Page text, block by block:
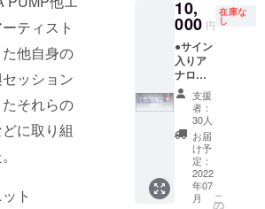
ティスト
他自身の
ッション
それらの
に取り組
ト
ちらの
コース
をご支
援いた
だいた
30名の
方にも
今回の
変更が
適用さ
れま
す。ま
た、恐
縮なが
らツ
がござ
いま
す。そ
の際に
はメッ
セージ
にてご
連絡致
しま
す。ま
た、著
作権
等、曲
に関し
て発生
タイト
ルにす
るた
め、こ
ちらよ
り変
更、修
正のご
提案を
させて
いただ
く場合
がござ
いま
す。そ
たしま
す。連
絡方法
等、詳
細につ
きまし
ては、
後日
メッ
セージ
にてお
知らせ
いたし
ます。
当日の
10,
000 円
在庫な
し
●サイン
入りア
ナログ
レコー
ド（45
回転
12inch
カラー
盤/限定
30枚）
収録曲
未定。
支援
者：
30人
お届
け予
定：
2022
年07
月
こ
の